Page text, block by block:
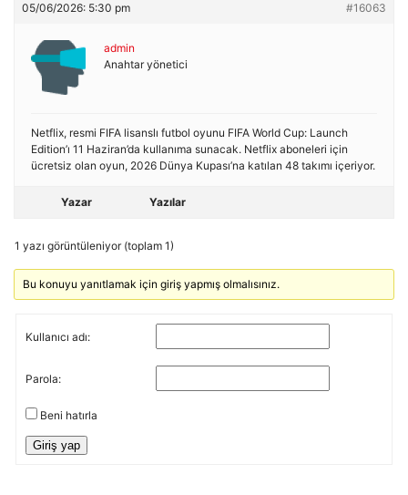
05/06/2026: 5:30 pm #16063
admin
Anahtar yönetici
Netflix, resmi FIFA lisanslı futbol oyunu FIFA World Cup: Launch
Edition’ı 11 Haziran’da kullanıma sunacak. Netflix aboneleri için
ücretsiz olan oyun, 2026 Dünya Kupası’na katılan 48 takımı içeriyor.
Yazar Yazılar
1 yazı görüntüleniyor (toplam 1)
Bu konuyu yanıtlamak için giriş yapmış olmalısınız.
Kullanıcı adı:
Parola:
Beni hatırla
Giriş yap